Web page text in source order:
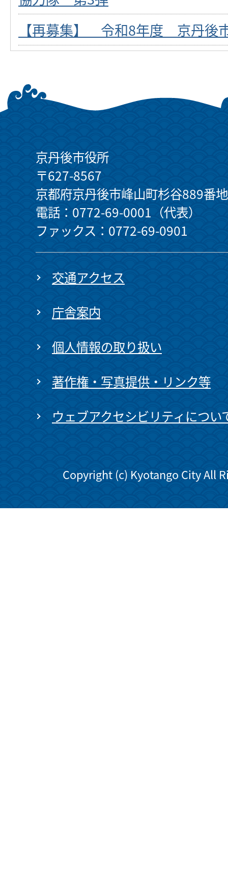
【再募集】 令和8年度 京丹後
京丹後市役所
〒627-8567
京都府京丹後市峰山町杉谷889番地
電話：0772-69-0001（代表）
ファックス：0772-69-0901
交通アクセス
庁舎案内
個人情報の取り扱い
著作権・写真提供・リンク等
ウェブアクセシビリティについ
Copyright (c) Kyotango City All